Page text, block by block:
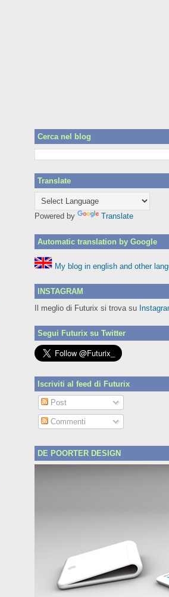
Cerca nel blog
Translate
Powered by Translate
Automatic translation by Google
My blog in english and other
INSTAGRAM
Il meglio di Futurix si trova su
Segui Futurix su Twitter
Iscriviti al feed di Futurix
Post
Commenti
DE POORTER DESIGN